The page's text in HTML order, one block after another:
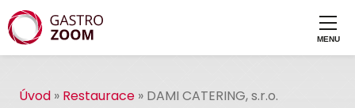
Úvod » Restaurace » DAMI CATERING, s.r.o.